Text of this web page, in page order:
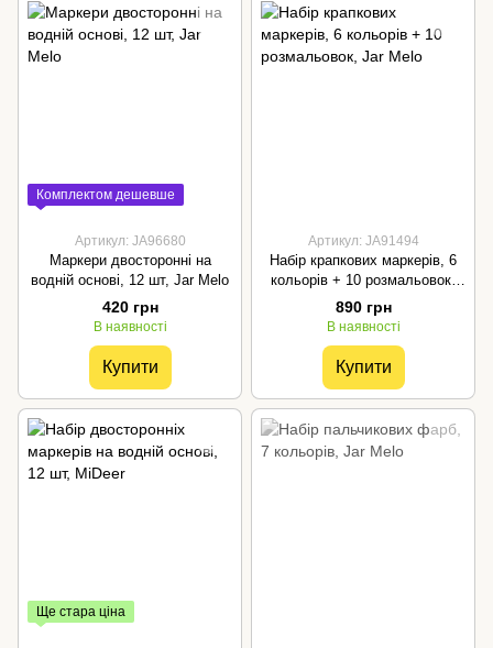
Комплектом дешевше
Артикул: JA96680
Маркери двосторонні на
водній основі, 12 шт, Jar Melo
420 грн
В наявності
Купити
Артикул: JA91494
Набір крапкових маркерів, 6
кольорів + 10 розмальовок,
Jar Melo
890 грн
В наявності
Купити
Ще стара ціна